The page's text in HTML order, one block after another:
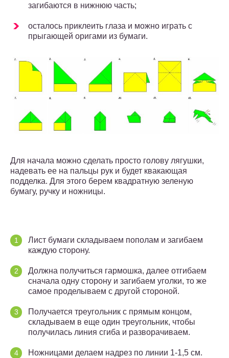
загибаются в нижнюю часть;
осталось приклеить глаза и можно играть с
прыгающей оригами из бумаги.
Для начала можно сделать просто голову лягушки,
надевать ее на пальцы рук и будет квакающая
подделка. Для этого берем квадратную зеленую
бумагу, ручку и ножницы.
Лист бумаги складываем пополам и загибаем
каждую сторону.
Должна получиться гармошка, далее отгибаем
сначала одну сторону и загибаем уголки, то же
самое проделываем с другой стороной.
Получается треугольник с прямым концом,
складываем в еще один треугольник, чтобы
получилась линия сгиба и разворачиваем.
Ножницами делаем надрез по линии 1-1,5 см.